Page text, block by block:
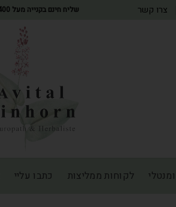
צרו קשר שליח חינם בקנייה מעל 400 ש"ח
לקוחות ממליצות כתבו עליי